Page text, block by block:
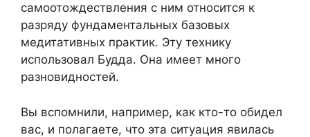
самоотождествления с ним относится к
разряду фундаментальных базовых
медитативных практик. Эту технику
использовал Будда. Она имеет много
разновидностей.
Вы вспомнили, например, как кто-то обидел
вас, и полагаете, что эта ситуация явилась